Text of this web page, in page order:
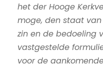
het der Hooge
moge, den staat
zin en de bedoeling
vastgestelde
voor de